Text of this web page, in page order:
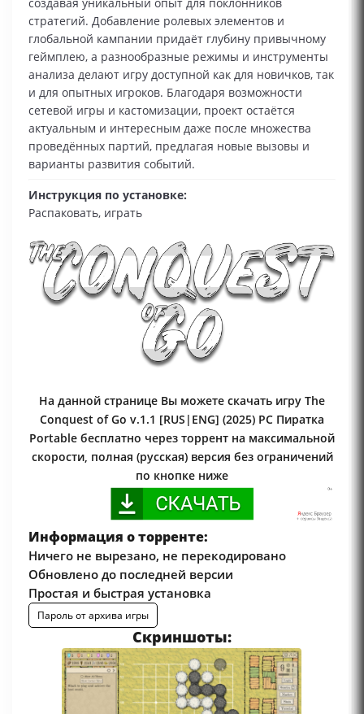
стратегий. Добавление ролевых элементов и
глобальной кампании придаёт глубину привычному
геймплею, а разнообразные режимы и инструменты
анализа делают игру доступной как для новичков, так
и для опытных игроков. Благодаря возможности
сетевой игры и кастомизации, проект остаётся
актуальным и интересным даже после множества
проведённых партий, предлагая новые вызовы и
варианты развития событий.
Инструкция по установке:
Распаковать, играть
На данной странице Вы можете скачать игру The
Conquest of Go v.1.1 [RUS|ENG] (2025) PC Пиратка
Portable бесплатно через торрент на максимальной
скорости, полная (русская) версия без ограничений
по кнопке ниже
Информация о торренте:
Ничего не вырезано, не перекодировано
Обновлено до последней версии
Простая и быстрая установка
Пароль от архива игры
Скриншоты: